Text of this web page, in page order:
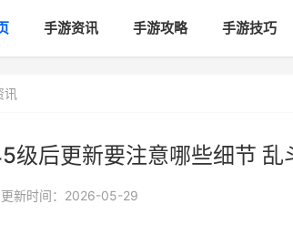
手游资讯 手游攻略 手游技巧
讯
级后更新要注意哪些细节 乱
更新时间：2026-05-29